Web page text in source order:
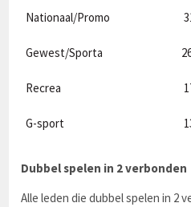
Nationaal/Promo
Gewest/Sporta
Recrea
G-sport
Dubbel spelen in 2 verbonden
Alle leden die dubbel spelen in 2